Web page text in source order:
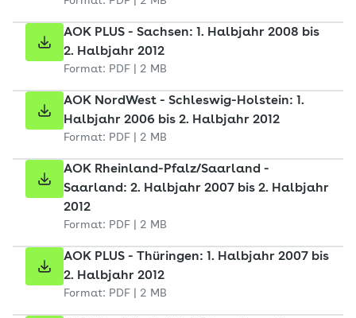
AOK PLUS - Sachsen: 1. Halbjahr 2008 bis
2. Halbjahr 2012
Format: PDF | 2 MB
AOK NordWest - Schleswig-Holstein: 1.
Halbjahr 2006 bis 2. Halbjahr 2012
Format: PDF | 2 MB
AOK Rheinland-Pfalz/Saarland -
Saarland: 2. Halbjahr 2007 bis 2. Halbjahr
2012
Format: PDF | 2 MB
AOK PLUS - Thüringen: 1. Halbjahr 2007 bis
2. Halbjahr 2012
Format: PDF | 2 MB